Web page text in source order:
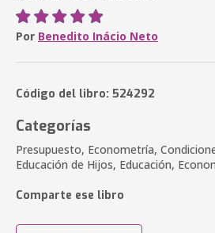
Por Benedito Inácio Neto
Código del libro: 524292
Categorías
Presupuesto, Econometría,
Educación de Hijos, Educación,
Comparte ese libro